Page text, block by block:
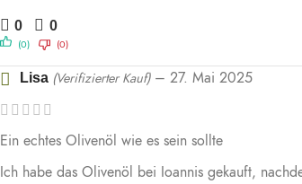
0 0
(0) (0)
Lisa (Verifizierter Kauf) – 27. Mai 2025
Ein echtes Olivenöl wie es sein sollte
Ich habe das Olivenöl bei Ioannis gekauft,